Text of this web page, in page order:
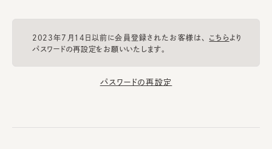
2023年7月14日以前に会員登録されたお客様は、 こちらより
パスワードの再設定をお願いいたします。
パスワードの再設定